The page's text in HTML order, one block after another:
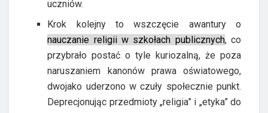
uczniów.
Krok kolejny to wszczęcie awantury o
nauczanie religii w szkołach publicznych, co
przybrało postać o tyle kuriozalną, że poza
naruszaniem kanonów prawa oświatowego,
dwojako uderzono w czuły społecznie punkt.
Deprecjonując przedmioty „religia” i „etyka” do